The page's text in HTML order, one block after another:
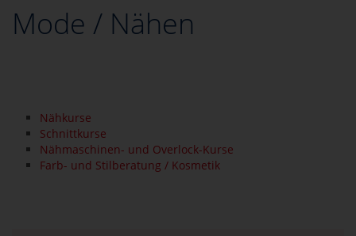
Mode / Nähen
Nähkurse
Schnittkurse
Nähmaschinen- und Overlock-Kurse
Farb- und Stilberatung / Kosmetik